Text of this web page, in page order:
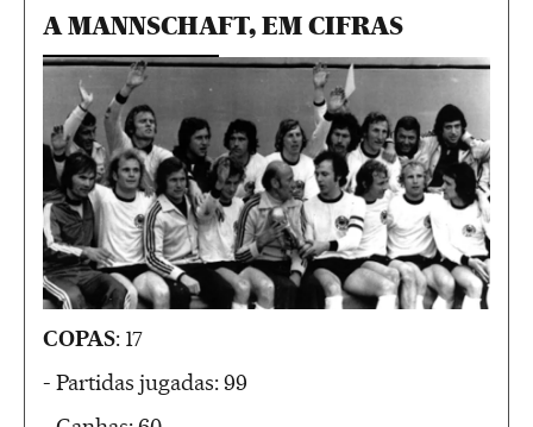
A MANNSCHAFT, EM CIFRAS
COPAS: 17
- Partidas jugadas: 99